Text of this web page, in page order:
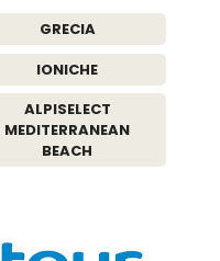
GRECIA
IONICHE
ALPISELECT
MEDITERRANEAN
BEACH